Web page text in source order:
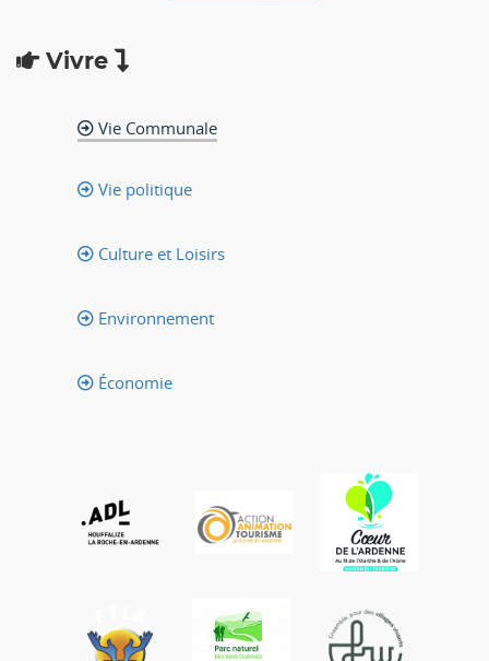
Vivre
Vie Communale
Vie politique
Culture et Loisirs
Environnement
Économie